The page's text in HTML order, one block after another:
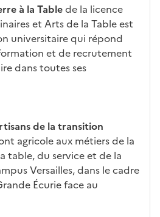
ali
té
s
d
e
di
d
at
ur
e
ac
cè
s à
la
fo
dé
bo
uch
és
abl
em
à la Tablede la licence
et Arts de la Table est
universitaire qui répond
et de recrutement
dans toutes ses
de la transition
agricole aux métiers de la
table, du service et de la
Versailles, dans le cadre
Écurie face au